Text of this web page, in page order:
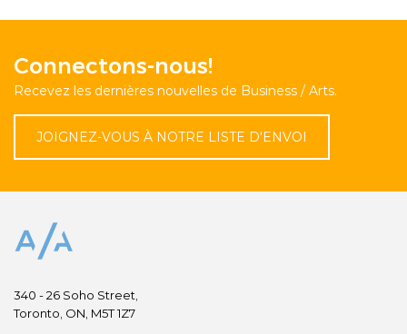
Connectons-nous!
Recevez les dernières nouvelles de Business / Arts.
JOIGNEZ-VOUS À NOTRE LISTE D'ENVOI
340 - 26 Soho Street,
Toronto, ON, M5T 1Z7